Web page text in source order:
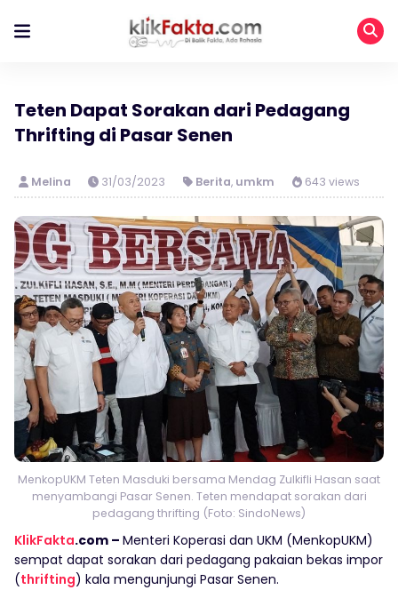
Teten Dapat Sorakan dari Pedagang
Thrifting di Pasar Senen
Melina 31/03/2023 Berita, umkm 643 views
MenkopUKM Teten Masduki bersama Mendag Zulkifli Hasan saat
menyambangi Pasar Senen. Teten mendapat sorakan dari
pedagang thrifting (Foto: SindoNews)
KlikFakta.com – Menteri Koperasi dan UKM (MenkopUKM)
sempat dapat sorakan dari pedagang pakaian bekas impor
(thrifting) kala mengunjungi Pasar Senen.